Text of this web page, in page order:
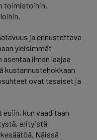
toimistoihin,
ja ennustettava
yleisimmät
ilman laajaa
kustannustehokkaan
ovat tasaiset ja
kun vaaditaan
erityistä
Näissä